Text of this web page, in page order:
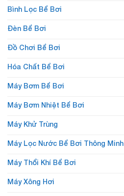
Bình Lọc Bể Bơi
Đèn Bể Bơi
Đồ Chơi Bể Bơi
Hóa Chất Bể Bơi
Máy Bơm Bể Bơi
Máy Bơm Nhiệt Bể Bơi
Máy Khử Trùng
Máy Lọc Nước Bể Bơi Thông Minh
Máy Thổi Khí Bể Bơi
Máy Xông Hơi